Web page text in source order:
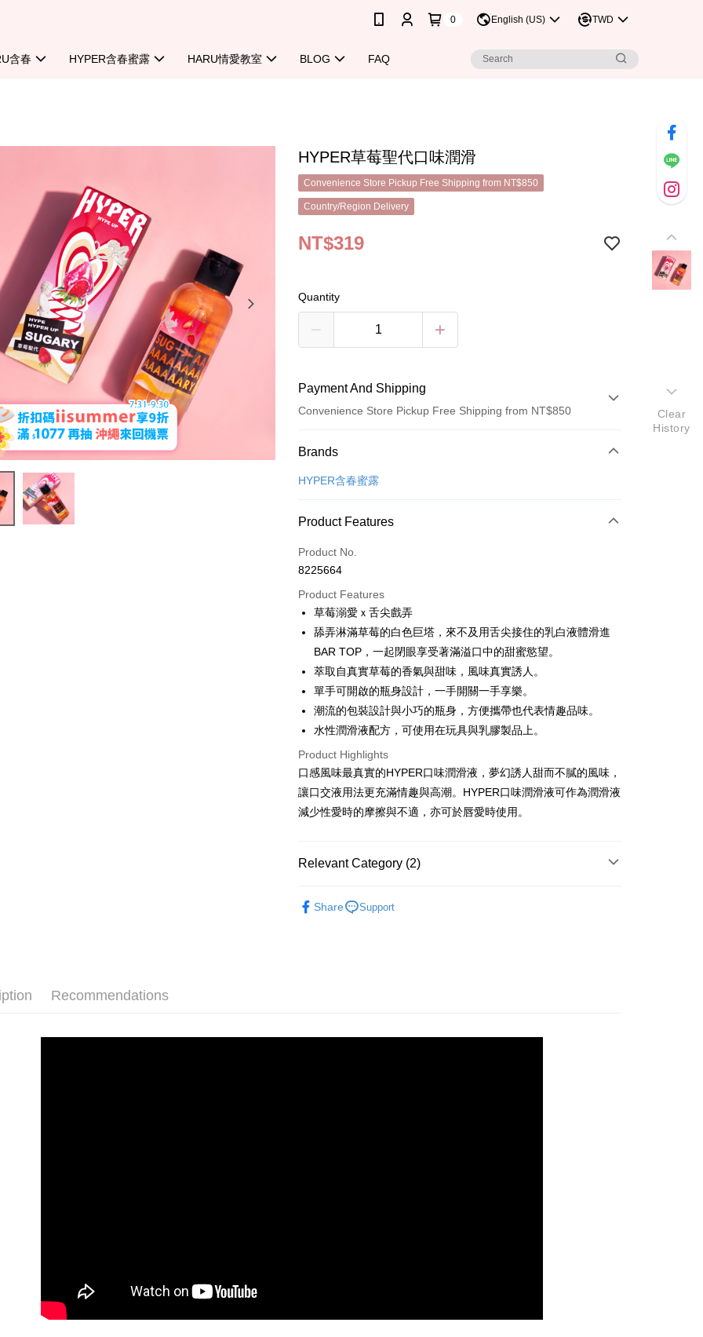
0 English (US) TWD
含春 HYPER含春蜜露 HARU情愛教室 BLOG FAQ
HYPER草莓聖代口味潤滑
Convenience Store Pickup Free Shipping from NT$850
Country/Region Delivery
NT$319
Quantity
Payment And Shipping
Convenience Store Pickup Free Shipping from NT$850
Payment Method
Credit Card (Full Payment)
Apple Pay
JKOPAY
Easy Wallet
ATM Transfer
Shipping Method
全家取貨付款
NT$80/order | Free shipping on orders of NT$850 or more
7-11取貨付款
NT$80/order | Free shipping on orders of NT$850 or more
Brands
HYPER含春蜜露
Product Features
Product No.
8225664
Product Features
草莓溺愛ｘ舌尖戲弄
舔弄淋滿草莓的白色巨塔，來不及用舌尖接住的乳白液體滑進
BAR TOP，一起閉眼享受著滿溢口中的甜蜜慾望。
萃取自真實草莓的香氣與甜味，風味真實誘人。
單手可開啟的瓶身設計，一手開關一手享樂。
潮流的包裝設計與小巧的瓶身，方便攜帶也代表情趣品味。
水性潤滑液配方，可使用在玩具與乳膠製品上。
Product Highlights
口感風味最真實的HYPER口味潤滑液，夢幻誘人甜而不膩的風味，
讓口交液用法更充滿情趣與高潮。HYPER口味潤滑液可作為潤滑液
減少性愛時的摩擦與不適，亦可於唇愛時使用。
Relevant Category (2)
Share Support
Recommendations
Clear
History